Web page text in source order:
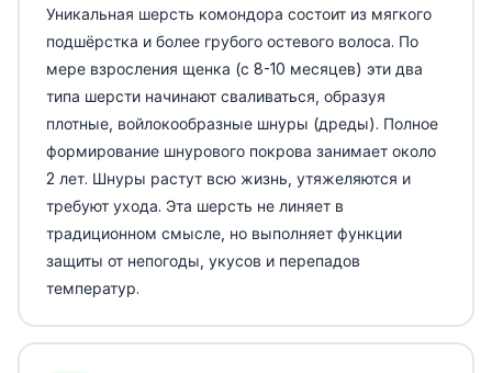
Уникальная шерсть комондора состоит из мягкого
подшёрстка и более грубого остевого волоса. По
мере взросления щенка (с 8-10 месяцев) эти два
типа шерсти начинают сваливаться, образуя
плотные, войлокообразные шнуры (дреды). Полное
формирование шнурового покрова занимает около
2 лет. Шнуры растут всю жизнь, утяжеляются и
требуют ухода. Эта шерсть не линяет в
традиционном смысле, но выполняет функции
защиты от непогоды, укусов и перепадов
температур.